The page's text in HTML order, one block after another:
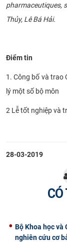
pharmaceutiques,
Thủy, Lê Bá Hải.
Điểm tin
1. Công bố và trao
lý một số bộ môn
2 Lễ tốt nghiệp và
28-03-2019
Bộ Khoa học
nghiên cứu cơ